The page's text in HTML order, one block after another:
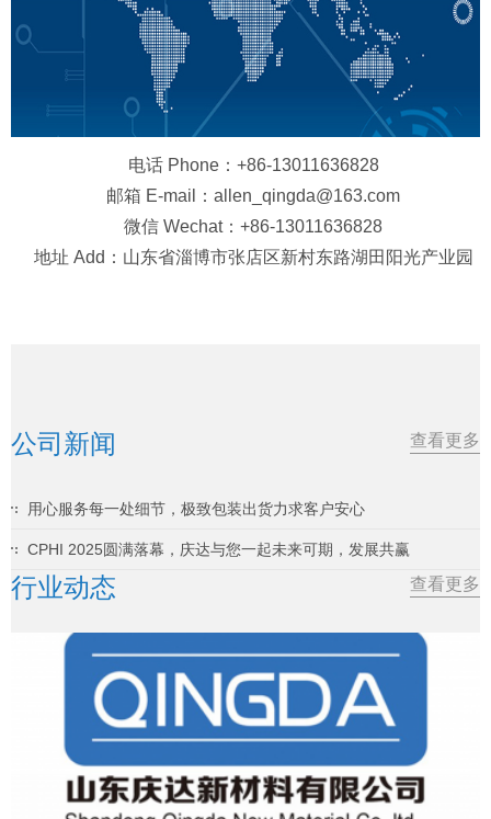
电话 Phone：+86-13011636828
邮箱 E-mail：allen_qingda@163.com
微信 Wechat：+86-13011636828
地址 Add：山东省淄博市张店区新村东路湖田阳光产业园
公司新闻 查看更多
用心服务每一处细节，极致包装出货力求客户安心
CPHI 2025圆满落幕，庆达与您一起未来可期，发展共赢
行业动态 查看更多